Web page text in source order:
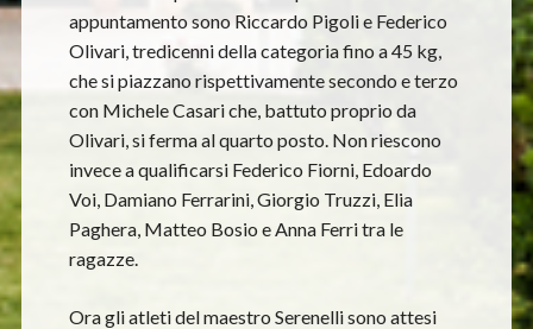
appuntamento sono Riccardo Pigoli e Federico
Olivari, tredicenni della categoria fino a 45 kg,
che si piazzano rispettivamente secondo e terzo
con Michele Casari che, battuto proprio da
Olivari, si ferma al quarto posto. Non riescono
invece a qualificarsi Federico Fiorni, Edoardo
Voi, Damiano Ferrarini, Giorgio Truzzi, Elia
Paghera, Matteo Bosio e Anna Ferri tra le
ragazze.
Ora gli atleti del maestro Serenelli sono attesi